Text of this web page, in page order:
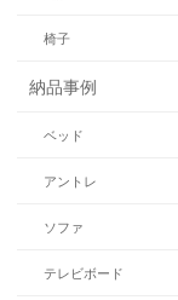
椅子
納品事例
ベッド
アントレ
ソファ
テレビボード